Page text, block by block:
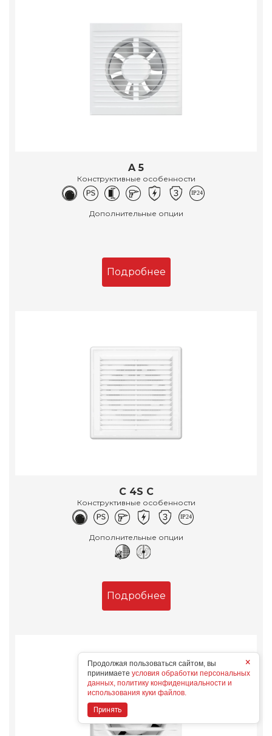
A 5
Конструктивные особенности
Дополнительные опции
Подробнее
C 4S C
Конструктивные особенности
Дополнительные опции
Подробнее
×
Продолжая пользоваться сайтом, вы
принимаете условия обработки персональных
данных, политику конфиденциальности и
использования куки файлов.
Принять